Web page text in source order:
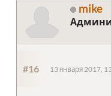
mike
#16 13 января 2017,